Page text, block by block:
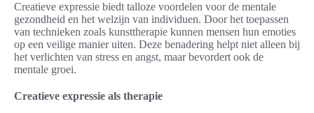
Creatieve expressie biedt talloze voordelen voor de mentale
gezondheid en het welzijn van individuen. Door het toepassen
van technieken zoals kunsttherapie kunnen mensen hun emoties
op een veilige manier uiten. Deze benadering helpt niet alleen bij
het verlichten van stress en angst, maar bevordert ook de
mentale groei.
Creatieve expressie als therapie